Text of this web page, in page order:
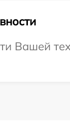
Вашей